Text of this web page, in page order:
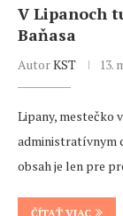
V Lipanoch
Baňasa
AutorKST 13.
Lipany, mestečko
administratívnym
obsah je len pre
ČÍTAŤ VIAC